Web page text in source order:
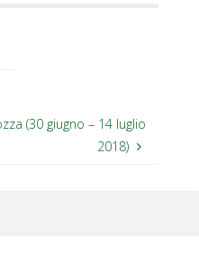
(30 giugno – 14 luglio
2018)